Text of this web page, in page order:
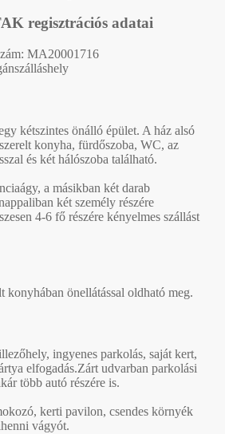
regisztrációs adatai
MA20001716
kétszintes önálló épület. A ház alsó
konyha, fürdőszoba, WC, az
és két hálószoba található.
a másikban két darab
két személy részére
4-6 fő részére kényelmes szállást
konyhában önellátással oldható meg.
ingyenes parkolás, saját kert,
elfogadás.Zárt udvarban parkolási
több autó részére is.
kerti pavilon, csendes környék
vágyót.